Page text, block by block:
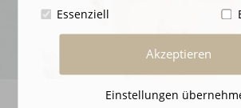
Essenziell
Akzeptieren
Einstellungen